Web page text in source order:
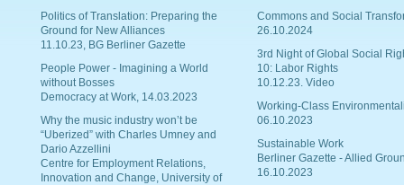
Politics of Translation: Preparing the
Ground for New Alliances
11.10.23, BG Berliner Gazette
People Power - Imagining a World
without Bosses
Democracy at Work, 14.03.2023
Why the music industry won’t be
“Uberized” with Charles Umney and
Dario Azzellini
Centre for Employment Relations,
Innovation and Change, University of
Commons and Social
26.10.2024
3rd Night of Global Social
10: Labor Rights
10.12.23. Video
Working-Class
06.10.2023
Sustainable Work
Berliner Gazette - Allied
16.10.2023